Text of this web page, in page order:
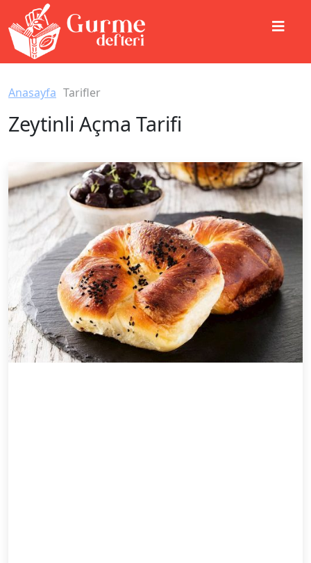
Anasayfa Tarifler
Zeytinli Açma Tarifi